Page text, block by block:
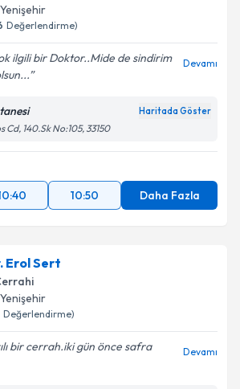
Değerlendirme)
ilgili bir Doktor..Mide de sindirim
Devamı
Haritada Göster
140.Sk No:105, 33150
10:50 Daha Fazla
Erol Sert
Değerlendirme)
bir cerrah.iki gün önce safra
Devamı